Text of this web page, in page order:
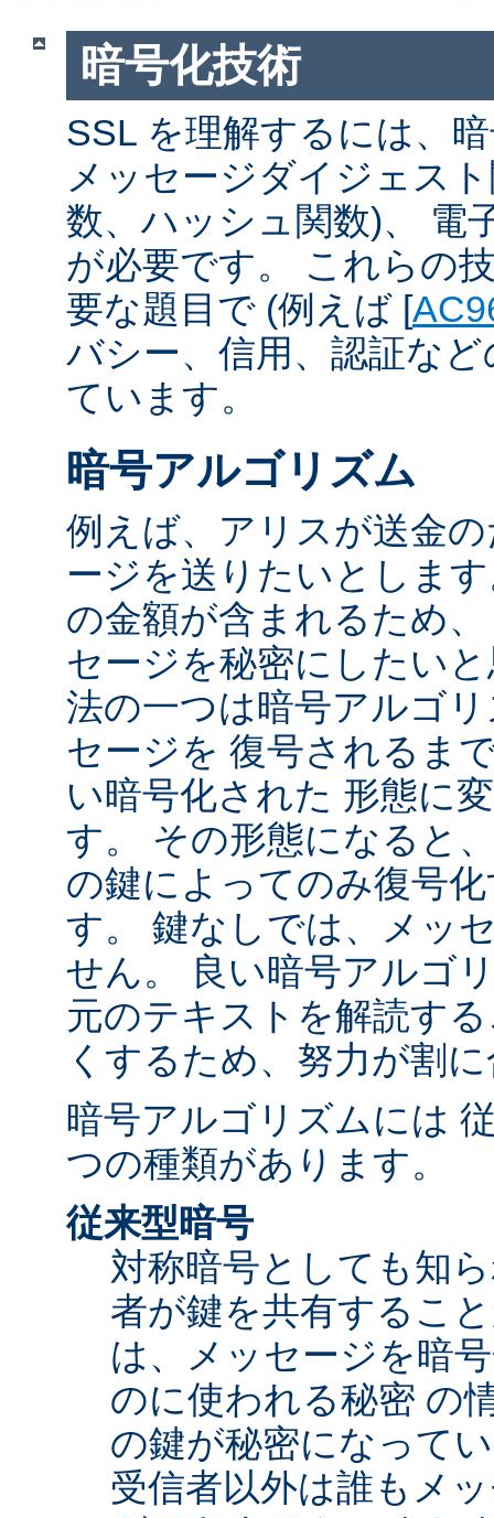
暗号化技術
SSL を理解するには、
メッセージダイジェス
数、ハッシュ関数)、 電
が必要です。 これらの
要な題目で (例えば [
バシー、信用、認証な
ています。
暗号アルゴリズム
例えば、アリスが送金
ージを送りたいとしま
の金額が含まれるため
セージを秘密にしたい
法の一つは暗号アルゴ
セージを 復号されるま
い暗号化された 形態に
す。 その形態になると
の鍵によってのみ復号
す。 鍵なしでは、メッ
せん。 良い暗号アルゴ
元のテキストを解読す
くするため、努力が割
暗号アルゴリズムには
つの種類があります。
従来型暗号
対称暗号としても知
者が鍵を共有するこ
は、メッセージを暗
のに使われる秘密 の
の鍵が秘密になって
受信者以外は誰もメ